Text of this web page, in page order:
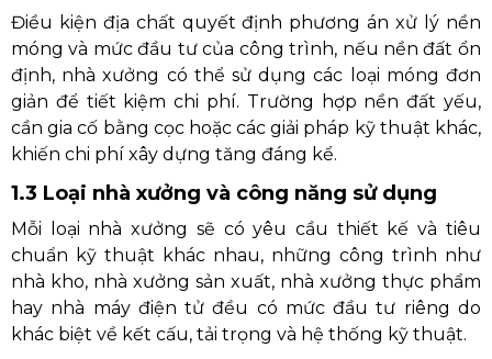
Điều kiện địa chất quyết định phương án xử lý nền
móng và mức đầu tư của công trình, nếu nền đất ổn
định, nhà xưởng có thể sử dụng các loại móng đơn
giản để tiết kiệm chi phí. Trường hợp nền đất yếu,
cần gia cố bằng cọc hoặc các giải pháp kỹ thuật khác,
khiến chi phí xây dựng tăng đáng kể.
1.3 Loại nhà xưởng và công năng sử dụng
Mỗi loại nhà xưởng sẽ có yêu cầu thiết kế và tiêu
chuẩn kỹ thuật khác nhau, những công trình như
nhà kho, nhà xưởng sản xuất, nhà xưởng thực phẩm
hay nhà máy điện tử đều có mức đầu tư riêng do
khác biệt về kết cấu, tải trọng và hệ thống kỹ thuật.